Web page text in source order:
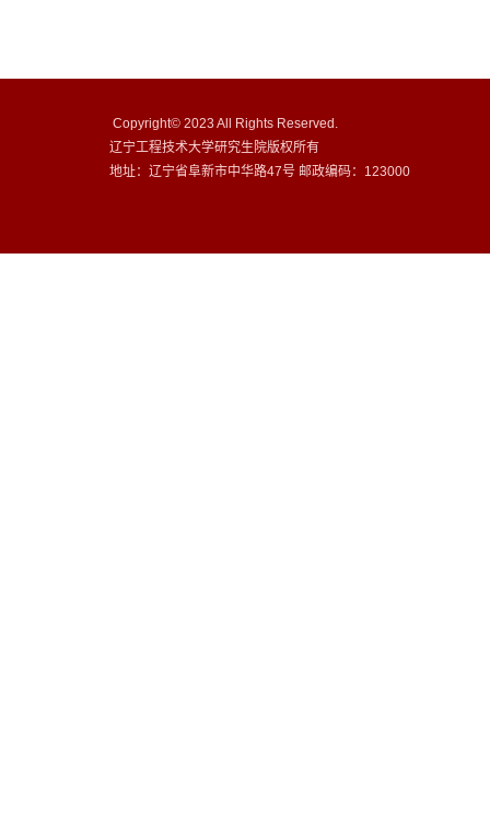
Copyright© 2023 All Rights Reserved.
辽宁工程技术大学研究生院版权所有
地址：辽宁省阜新市中华路47号 邮政编码：123000